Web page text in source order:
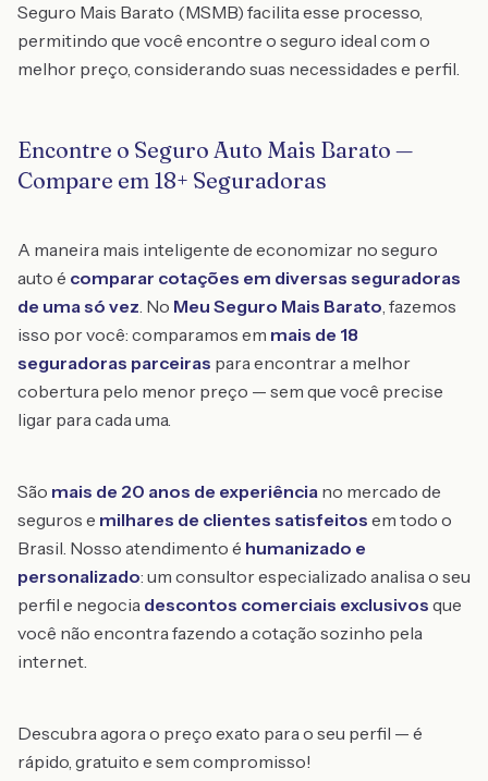
Seguro Mais Barato (MSMB) facilita esse processo,
permitindo que você encontre o seguro ideal com o
melhor preço, considerando suas necessidades e perfil.
Encontre o Seguro Auto Mais Barato —
Compare em 18+ Seguradoras
A maneira mais inteligente de economizar no seguro
auto é comparar cotações em diversas seguradoras
de uma só vez. No Meu Seguro Mais Barato, fazemos
isso por você: comparamos em mais de 18
seguradoras parceiras para encontrar a melhor
cobertura pelo menor preço — sem que você precise
ligar para cada uma.
São mais de 20 anos de experiência no mercado de
seguros e milhares de clientes satisfeitos em todo o
Brasil. Nosso atendimento é humanizado e
personalizado: um consultor especializado analisa o seu
perfil e negocia descontos comerciais exclusivos que
você não encontra fazendo a cotação sozinho pela
internet.
Descubra agora o preço exato para o seu perfil — é
rápido, gratuito e sem compromisso!